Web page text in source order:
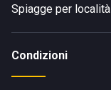
Spiagge per
Condizioni